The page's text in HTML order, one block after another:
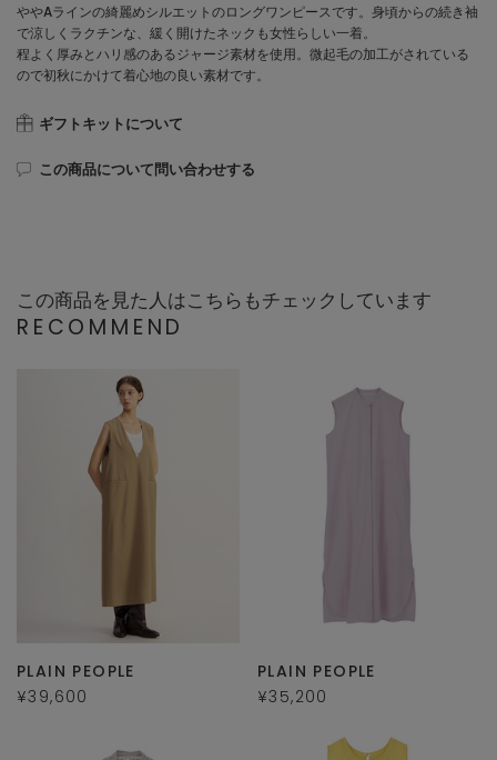
ややAラインの綺麗めシルエットのロングワンピースです。身頃からの続き袖
で涼しくラクチンな、緩く開けたネックも女性らしい一着。
程よく厚みとハリ感のあるジャージ素材を使用。微起毛の加工がされている
ので初秋にかけて着心地の良い素材です。
ギフトキットについて
この商品について問い合わせする
この商品を見た人はこちらもチェックしています
RECOMMEND
PLAIN PEOPLE
¥39,600
PLAIN PEOPLE
¥35,200